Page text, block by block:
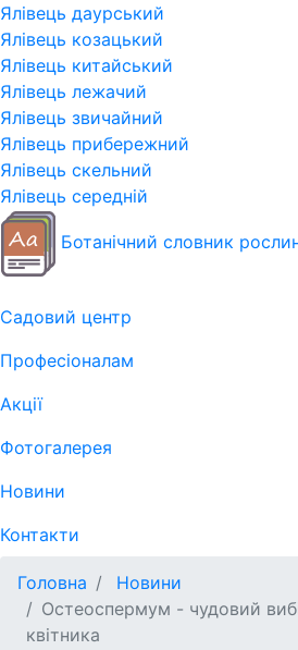
Ялівець даурський
Ялівець козацький
Ялівець китайський
Ялівець лежачий
Ялівець звичайний
Ялівець прибережний
Ялівець скельний
Ялівець середній
Ботанічний словник
Садовий центр
Професіоналам
Акції
Фотогалерея
Новини
Контакти
Головна
Новини
Остеоспермум - чудовий
квітника